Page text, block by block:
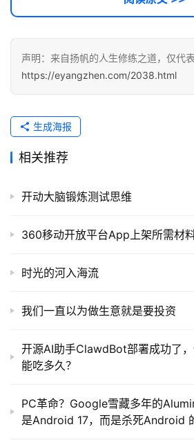
声明：来自扬帆的人生修练之道，仅代
https://eyangzhen.com/2038.html
生成海报
相关推荐
开动大脑锻炼测试思维
360移动开放平台App上架所需材
时光的河入海流
我们一直以为做生意就是要投资
开源AI助手ClawdBot部署成功了，
能吃多久？
PC革命？Google雪藏多年的
是Android 17，而是杀死Android